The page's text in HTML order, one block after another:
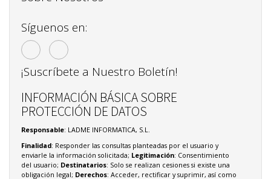
Síguenos en:
¡Suscríbete a Nuestro Boletín!
INFORMACIÓN BÁSICA SOBRE
PROTECCIÓN DE DATOS
Responsable: LADME INFORMATICA, S.L.
Finalidad: Responder las consultas planteadas por el usuario y
enviarle la información solicitada; Legitimación: Consentimiento
del usuario; Destinatarios: Solo se realizan cesiones si existe una
obligación legal; Derechos: Acceder, rectificar y suprimir, así como